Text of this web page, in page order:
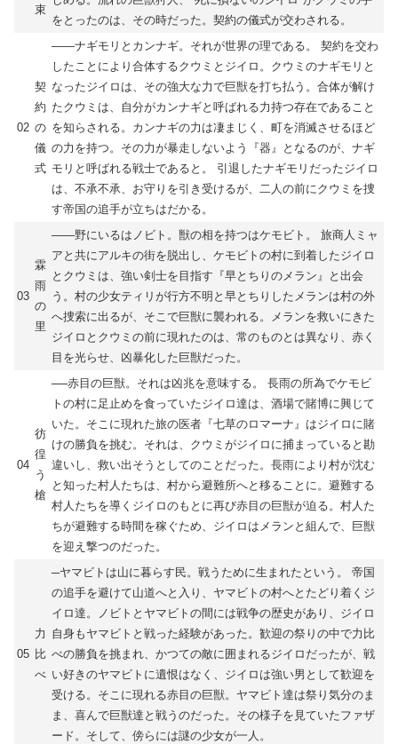
束
をとったのは、その時だった。契約の儀式が交わされる。
02
契
約
の
儀
式
――ナギモリとカンナギ。それが世界の理である。 契約を交わ
したことにより合体するクウミとジイロ。クウミのナギモリと
なったジイロは、その強大な力で巨獣を打ち払う。合体が解け
たクウミは、自分がカンナギと呼ばれる力持つ存在であること
を知らされる。カンナギの力は凄まじく、町を消滅させるほど
の力を持つ。その力が暴走しないよう『器』となるのが、ナギ
モリと呼ばれる戦士であると。 引退したナギモリだったジイロ
は、不承不承、お守りを引き受けるが、二人の前にクウミを捜
す帝国の追手が立ちはだかる。
03
霖
雨
の
里
――野にいるはノビト。獣の相を持つはケモビト。 旅商人ミャ
アと共にアルキの街を脱出し、ケモビトの村に到着したジイロ
とクウミは、強い剣士を目指す『早とちりのメラン』と出会
う。村の少女ティリが行方不明と早とちりしたメランは村の外
へ捜索に出るが、そこで巨獣に襲われる。メランを救いにきた
ジイロとクウミの前に現れたのは、常のものとは異なり、赤く
目を光らせ、凶暴化した巨獣だった。
04
彷
徨
う
槍
──赤目の巨獣。それは凶兆を意味する。 長雨の所為でケモビ
トの村に足止めを食っていたジイロ達は、酒場で賭博に興じて
いた。そこに現れた旅の医者『七草のロマーナ』はジイロに賭
けの勝負を挑む。それは、クウミがジイロに捕まっていると勘
違いし、救い出そうとしてのことだった。長雨により村が沈む
と知った村人たちは、村から避難所へと移ることに。避難する
村人たちを導くジイロのもとに再び赤目の巨獣が迫る。村人た
ちが避難する時間を稼ぐため、ジイロはメランと組んで、巨獣
を迎え撃つのだった。
05
力
比
べ
─ヤマビトは山に暮らす民。戦うために生まれたという。 帝国
の追手を避けて山道へと入り、ヤマビトの村へとたどり着くジ
イロ達。ノビトとヤマビトの間には戦争の歴史があり、ジイロ
自身もヤマビトと戦った経験があった。歓迎の祭りの中で力比
べの勝負を挑まれ、かつての敵に囲まれるジイロだったが、戦
い好きのヤマビトに遺恨はなく、ジイロは強い男として歓迎を
受ける。そこに現れる赤目の巨獣。ヤマビト達は祭り気分のま
ま、喜んで巨獣達と戦うのだった。その様子を見ていたファザ
ード。そして、傍らには謎の少女が一人。